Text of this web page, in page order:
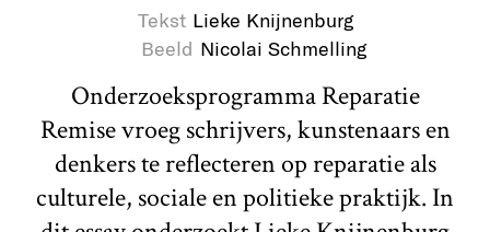
Tekst Lieke Knijnenburg
Beeld Nicolai Schmelling
Onderzoeksprogramma Reparatie
Remise vroeg schrijvers, kunstenaars en
denkers te reflecteren op reparatie als
culturele, sociale en politieke praktijk. In